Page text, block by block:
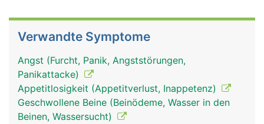
Verwandte Symptome
Angst (Furcht, Panik, Angststörungen,
Panikattacke)
Appetitlosigkeit (Appetitverlust, Inappetenz)
Geschwollene Beine (Beinödeme, Wasser in den
Beinen, Wassersucht)